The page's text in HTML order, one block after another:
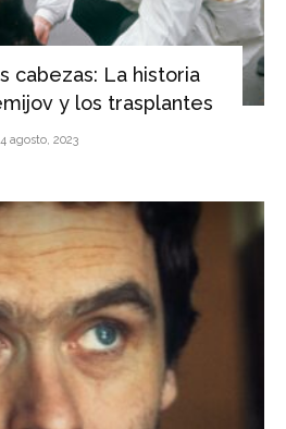
cabezas: La historia
y los trasplantes
agosto, 2023